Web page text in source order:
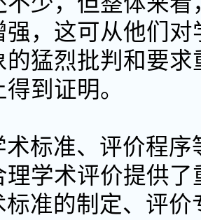
强，这可从他们
的猛烈批判和要
到证明。
标准、评价程序
理学术评价提供了
准的制定、评价